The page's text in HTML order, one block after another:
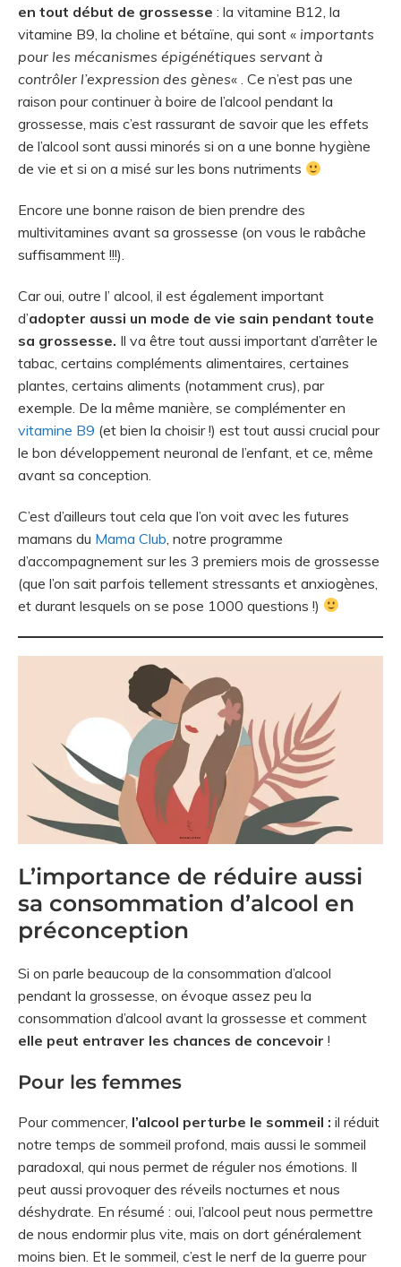
en tout début de grossesse : la vitamine B12, la
vitamine B9, la choline et bétaïne, qui sont « importants
pour les mécanismes épigénétiques servant à
contrôler l’expression des gènes« . Ce n’est pas une
raison pour continuer à boire de l’alcool pendant la
grossesse, mais c’est rassurant de savoir que les effets
de l’alcool sont aussi minorés si on a une bonne hygiène
de vie et si on a misé sur les bons nutriments
Encore une bonne raison de bien prendre des
multivitamines avant sa grossesse (on vous le rabâche
suffisamment !!!).
Car oui, outre l’ alcool, il est également important
d’adopter aussi un mode de vie sain pendant toute
sa grossesse. Il va être tout aussi important d’arrêter le
tabac, certains compléments alimentaires, certaines
plantes, certains aliments (notamment crus), par
exemple. De la même manière, se complémenter en
vitamine B9 (et bien la choisir !) est tout aussi crucial pour
le bon développement neuronal de l’enfant, et ce, même
avant sa conception.
C’est d’ailleurs tout cela que l’on voit avec les futures
mamans du Mama Club , notre programme
d’accompagnement sur les 3 premiers mois de grossesse
(que l’on sait parfois tellement stressants et anxiogènes,
et durant lesquels on se pose 1000 questions !)
L’importance de réduire aussi
sa consommation d’alcool en
préconception
Si on parle beaucoup de la consommation d’alcool
pendant la grossesse, on évoque assez peu la
consommation d’alcool avant la grossesse et comment
elle peut entraver les chances de concevoir !
Pour les femmes
Pour commencer, l’alcool perturbe le sommeil : il réduit
notre temps de sommeil profond, mais aussi le sommeil
paradoxal, qui nous permet de réguler nos émotions. Il
peut aussi provoquer des réveils nocturnes et nous
déshydrate. En résumé : oui, l’alcool peut nous permettre
de nous endormir plus vite, mais on dort généralement
moins bien. Et le sommeil, c’est le nerf de la guerre pour